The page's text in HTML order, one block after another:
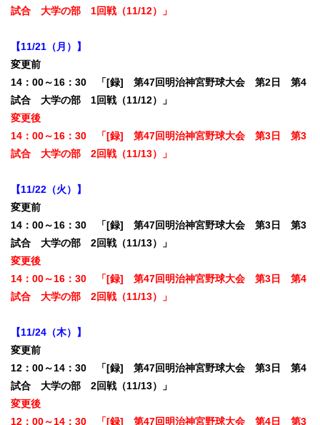
試合 大学の部 1回戦（11/12）」
【11/21（月）】
変更前
14：00～16：30 「[録] 第47回明治神宮野球大会 第2日 第4
試合 大学の部 1回戦（11/12）」
変更後
14：00～16：30 「[録] 第47回明治神宮野球大会 第3日 第3
試合 大学の部 2回戦（11/13）」
【11/22（火）】
変更前
14：00～16：30 「[録] 第47回明治神宮野球大会 第3日 第3
試合 大学の部 2回戦（11/13）」
変更後
14：00～16：30 「[録] 第47回明治神宮野球大会 第3日 第4
試合 大学の部 2回戦（11/13）」
【11/24（木）】
変更前
12：00～14：30 「[録] 第47回明治神宮野球大会 第3日 第4
試合 大学の部 2回戦（11/13）」
変更後
12：00～14：30 「[録] 第47回明治神宮野球大会 第4日 第3